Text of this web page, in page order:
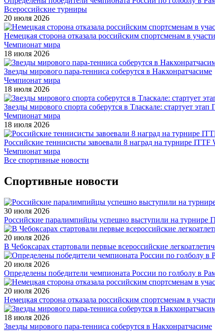
Всероссийские турниры
20 июля 2026
Немецкая сторона отказала российским спортсменам в
Чемпионат мира
18 июля 2026
Звезды мирового пара-тенниса соберутся в Накхонратчасиме
Чемпионат мира
18 июля 2026
Звезды мирового спорта соберутся в Тласкале: стартует
Чемпионат мира
18 июля 2026
Российские теннисисты завоевали 8 наград на турнире ITTF
Чемпионат мира
Все спортивные новости
Спортивные новости
30 июля 2026
Российские паралимпийцы успешно выступили на турнире
20 июля 2026
В Чебоксарах стартовали первые всероссийские
20 июля 2026
Определены победители чемпионата России по голболу в
20 июля 2026
Немецкая сторона отказала российским спортсменам в
18 июля 2026
Звезды мирового пара-тенниса соберутся в Накхонратчасиме